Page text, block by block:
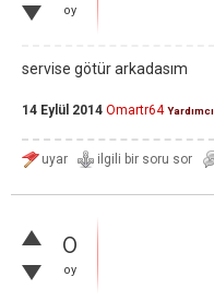
oy
servise götür arkadasım
14 Eylül 2014 Omartr64 Yardımcı
0
oy